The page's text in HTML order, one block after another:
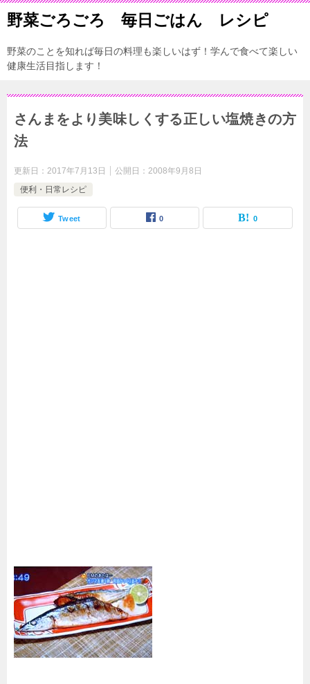
野菜ごろごろ 毎日ごはん レシピ
野菜のことを知れば毎日の料理も楽しいはず！学んで食べて楽しい
健康生活目指します！
さんまをより美味しくする正しい塩焼きの方
法
更新日： 2017年7月13日 公開日： 2008年9月8日
便利・日常レシピ
Tweet 0 0